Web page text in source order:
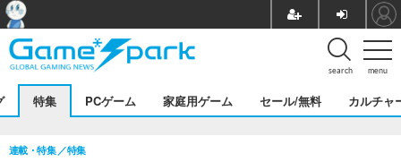
menu
search
特集 PCゲーム 家庭用ゲーム セール/無料 カルチャ
連載・特集 特集